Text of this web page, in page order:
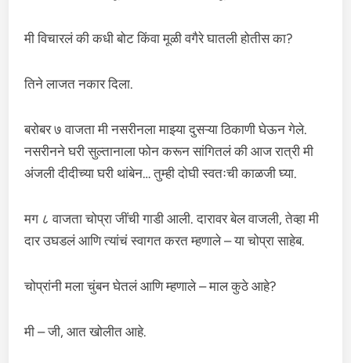
मी विचारलं की कधी बोट किंवा मूळी वगैरे घातली होतीस का?
तिने लाजत नकार दिला.
बरोबर ७ वाजता मी नसरीनला माझ्या दुसऱ्या ठिकाणी घेऊन गेले.
नसरीनने घरी सुल्तानाला फोन करून सांगितलं की आज रात्री मी
अंजली दीदीच्या घरी थांबेन… तुम्ही दोघी स्वतःची काळजी घ्या.
मग ८ वाजता चोप्रा जींची गाडी आली. दारावर बेल वाजली, तेव्हा मी
दार उघडलं आणि त्यांचं स्वागत करत म्हणाले – या चोप्रा साहेब.
चोप्रांनी मला चुंबन घेतलं आणि म्हणाले – माल कुठे आहे?
मी – जी, आत खोलीत आहे.